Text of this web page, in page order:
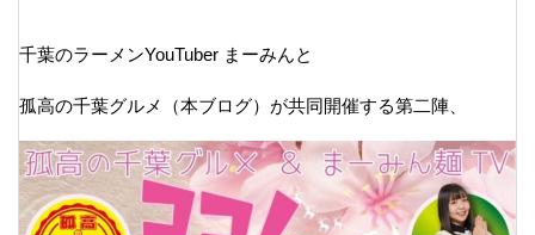
千葉のラーメンYouTuber まーみんと
孤高の千葉グルメ（本ブログ）が共同開催する第二陣、